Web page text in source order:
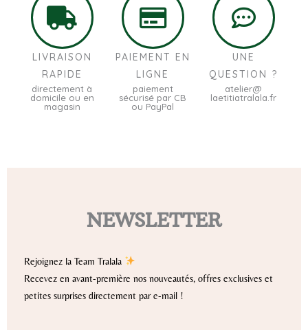
LIVRAISON
RAPIDE
directement à
domicile ou en
magasin
PAIEMENT EN
LIGNE
paiement
sécurisé par CB
ou PayPal
UNE
QUESTION ?
atelier@
laetitiatralala.fr
NEWSLETTER
Rejoignez la Team Tralala
Recevez en avant-première nos nouveautés, offres exclusives et
petites surprises directement par e-mail !